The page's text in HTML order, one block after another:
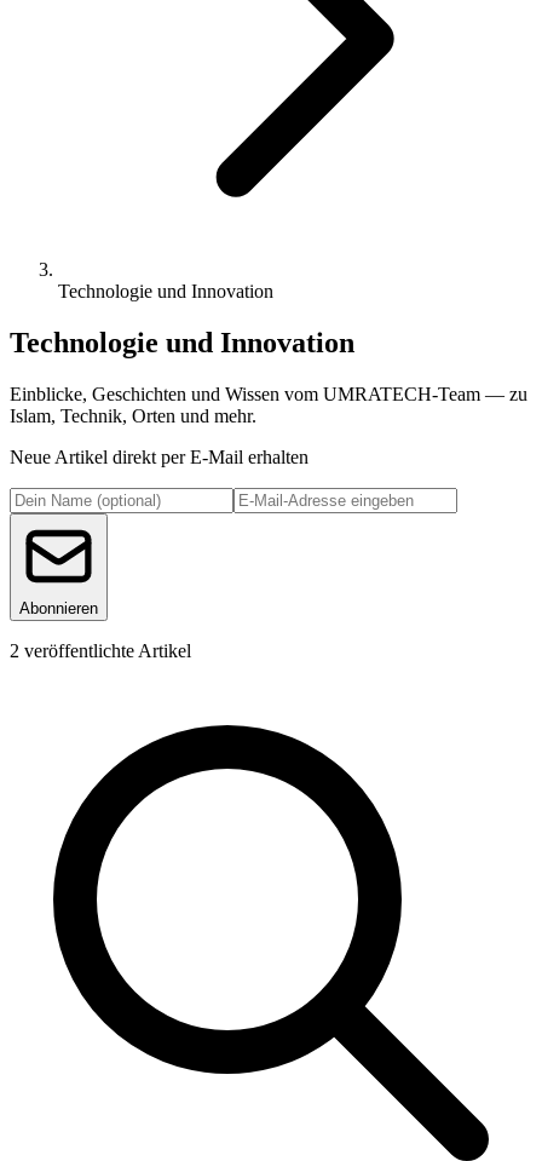
Technologie und Innovation
Technologie und Innovation
Einblicke, Geschichten und Wissen vom UMRATECH-Team — zu
Islam, Technik, Orten und mehr.
Neue Artikel direkt per E-Mail erhalten
Abonnieren
2 veröffentlichte Artikel